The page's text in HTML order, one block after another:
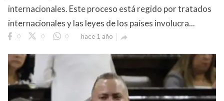
internacionales. Este proceso está regido por tratados
internacionales y las leyes de los países involucra...
0 0 0 hace 1 año 